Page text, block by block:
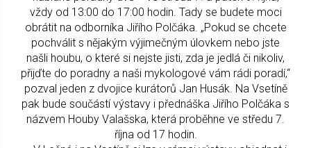
vždy od 13:00 do 17:00 hodin. Tady se budete moci
obrátit na odborníka Jiřího Polčáka. „Pokud se chcete
pochválit s nějakým výjimečným úlovkem nebo jste
našli houbu, o které si nejste jisti, zda je jedlá či nikoliv,
přijďte do poradny a naši mykologové vám rádi poradí,“
pozval jeden z dvojice kurátorů Jan Husák. Na Vsetíně
pak bude součástí výstavy i přednáška Jiřího Polčáka s
názvem Houby Valašska, která proběhne ve středu 7.
října od 17 hodin.